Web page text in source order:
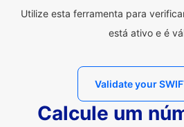
Utilize esta ferramenta para
está ativo e é
Validate your
Calcule um